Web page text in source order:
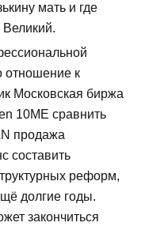
мать и где
Великий.
отношение к
Московская биржа
10ME сравнить
продажа
составить
реформ,
долгие годы.
закончиться